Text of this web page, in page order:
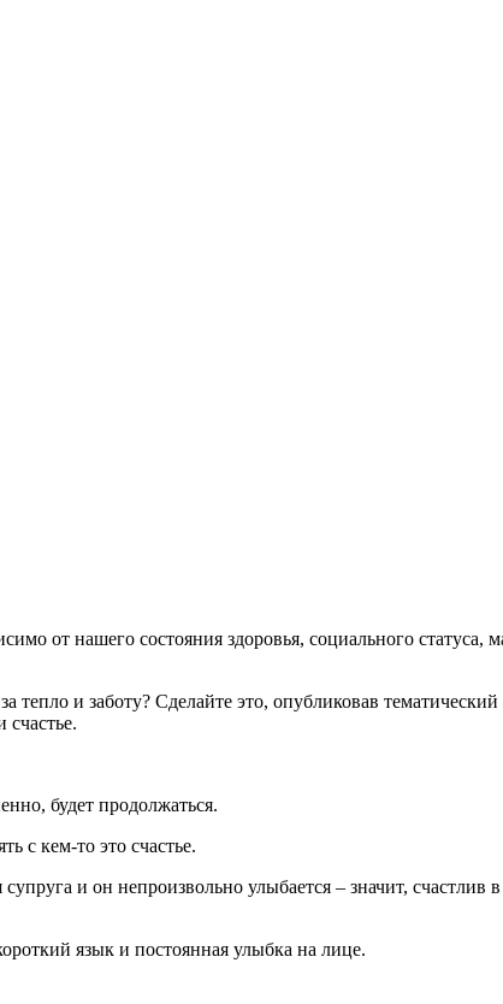
от нашего состояния здоровья, социального статуса,
и заботу? Сделайте это, опубликовав
будет продолжаться.
с кем-то это счастье.
и он непроизвольно улыбается – значит, счастлив
язык и постоянная улыбка на лице.